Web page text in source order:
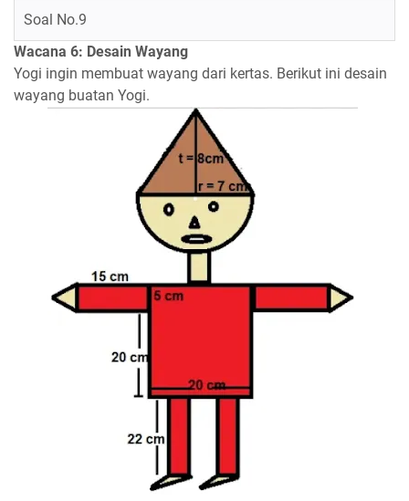
Soal No.9
Wacana 6: Desain Wayang
Yogi ingin membuat wayang dari kertas. Berikut ini desain
wayang buatan Yogi.